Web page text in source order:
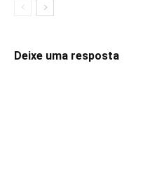
Deixe uma resposta